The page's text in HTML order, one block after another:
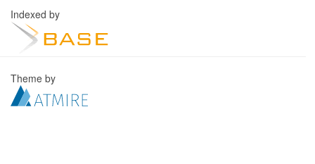
Indexed by
Theme by